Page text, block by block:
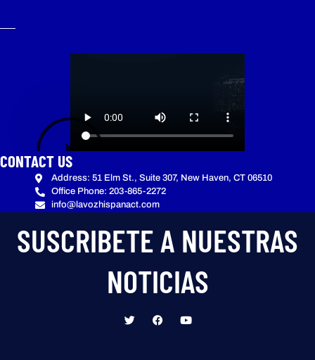
CONTACT US
Address: 51 Elm St., Suite 307, New Haven, CT 06510
Office Phone: 203-865-2272
info@lavozhispanact.com
SUSCRIBETE A NUESTRAS
NOTICIAS